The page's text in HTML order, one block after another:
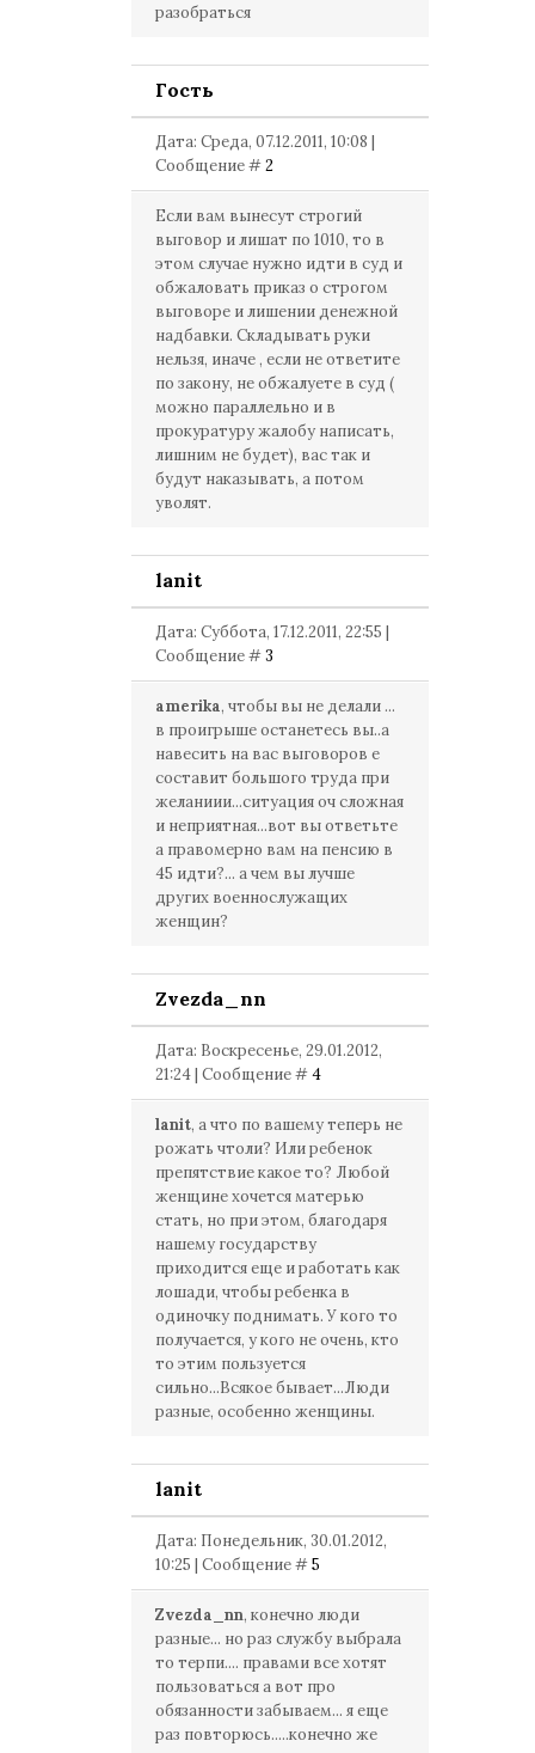
разобраться
Гость
Дата: Среда, 07.12.2011, 10:08 |
Сообщение #2
Если вам вынесут строгий
выговор и лишат по 1010, то в
этом случае нужно идти в суд и
обжаловать приказ о строгом
выговоре и лишении денежной
надбавки. Складывать руки
нельзя, иначе , если не ответите
по закону, не обжалуете в суд (
можно параллельно и в
прокуратуру жалобу написать,
лишним не будет), вас так и
будут наказывать, а потом
уволят.
lanit
Дата: Суббота, 17.12.2011, 22:55 |
Сообщение #3
amerika, чтобы вы не делали ...
в проигрыше останетесь вы..а
навесить на вас выговоров е
составит большого труда при
желаниии...ситуация оч сложная
и неприятная...вот вы ответьте
а правомерно вам на пенсию в
45 идти?... а чем вы лучше
других военнослужащих
женщин?
Zvezda_nn
Дата: Воскресенье, 29.01.2012,
21:24 | Сообщение #4
lanit, а что по вашему теперь не
рожать чтоли? Или ребенок
препятствие какое то? Любой
женщине хочется матерью
стать, но при этом, благодаря
нашему государству
приходится еще и работать как
лошади, чтобы ребенка в
одиночку поднимать. У кого то
получается, у кого не очень, кто
то этим пользуется
сильно...Всякое бывает...Люди
разные, особенно женщины.
lanit
Дата: Понедельник, 30.01.2012,
10:25 | Сообщение #5
Zvezda_nn, конечно люди
разные... но раз службу выбрала
то терпи.... правами все хотят
пользоваться а вот про
обязанности забываем... я еще
раз повторюсь.....конечно же